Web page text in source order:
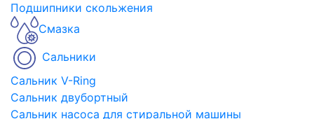
Подшипники скольжения
Смазка
Сальники
Сальник V-Ring
Сальник двубортный
Сальник насоса для стиральной машины